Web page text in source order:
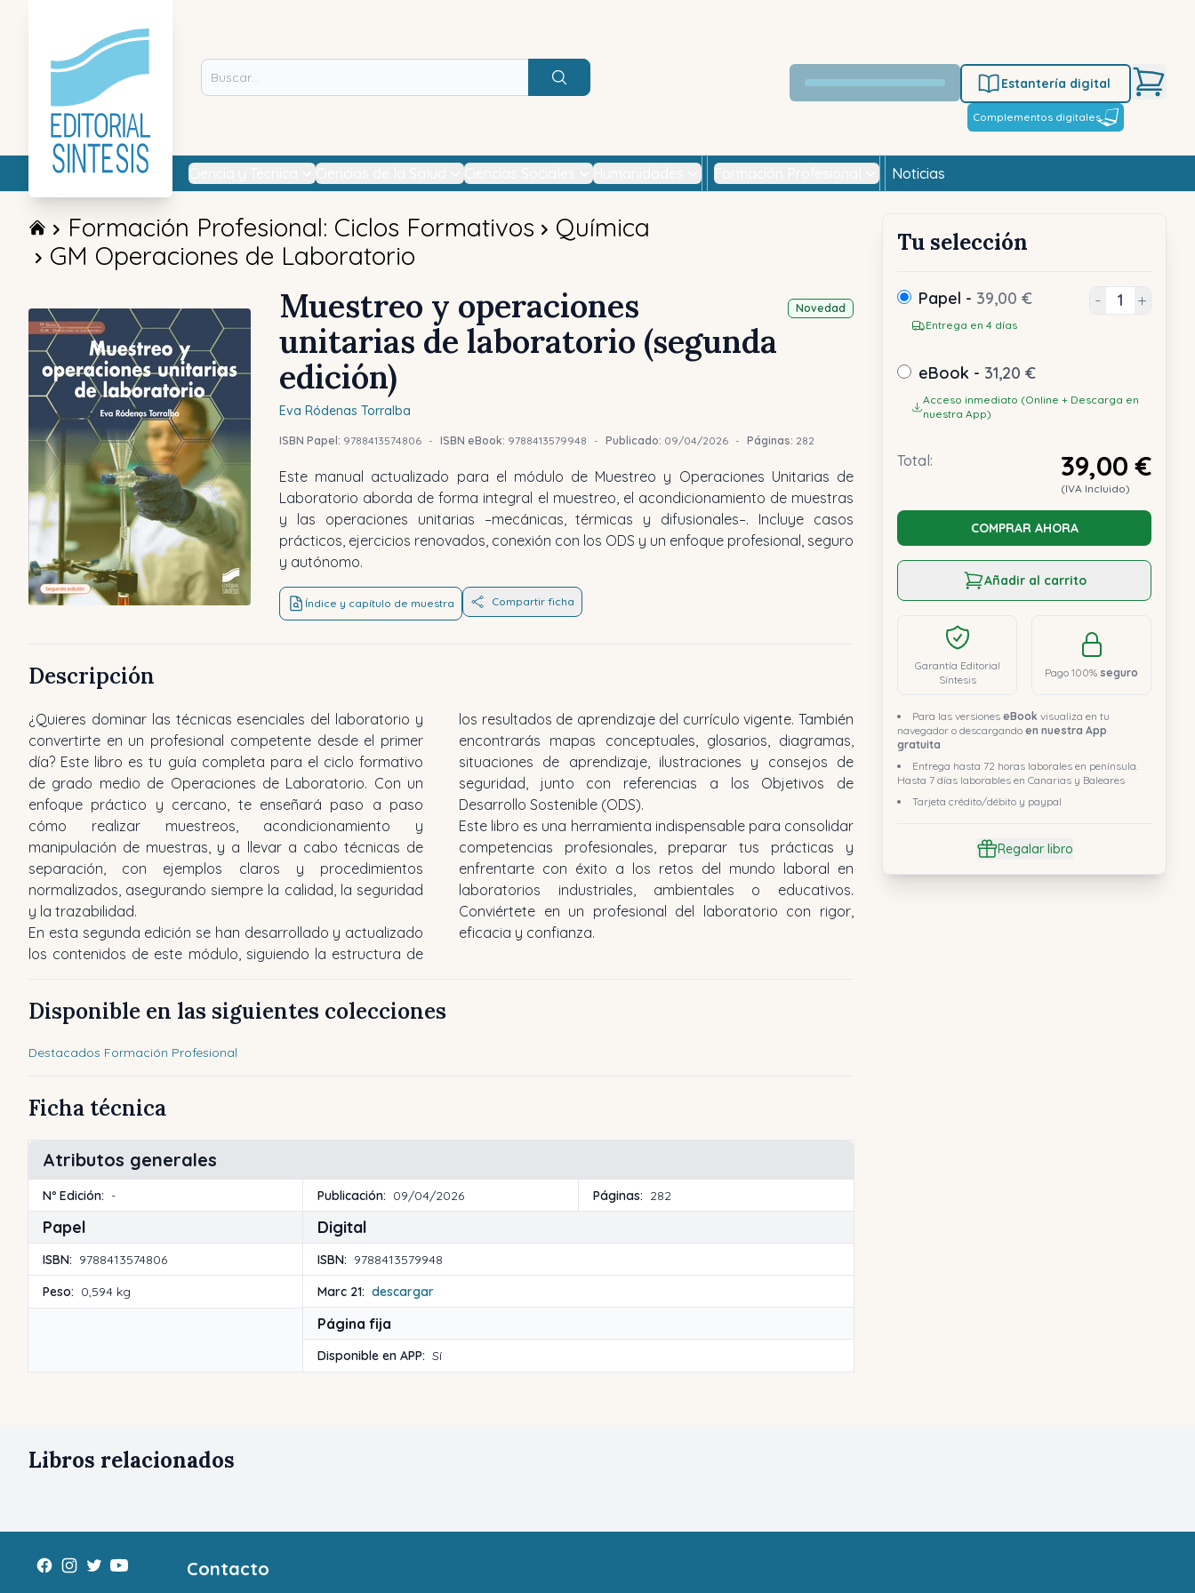
Buscar
Estantería digital
Complementos digitales
Noticias
Formación Profesional: Ciclos Formativos
Química
GM Operaciones de Laboratorio
Novedad
Muestreo y operaciones
unitarias de laboratorio (segunda
edición)
Eva Ródenas Torralba
ISBN Papel: 9788413574806 - ISBN eBook: 9788413579948 - Publicado: 09/04/2026 - Páginas: 282
Este manual actualizado para el módulo de Muestreo y Operaciones Unitarias de
Laboratorio aborda de forma integral el muestreo, el acondicionamiento de muestras
y las operaciones unitarias –mecánicas, térmicas y difusionales–. Incluye casos
prácticos, ejercicios renovados, conexión con los ODS y un enfoque profesional, seguro
y autónomo.
Índice y capítulo de muestra Compartir ficha
Tu selección
Papel - 39,00 €
Entrega en 4 días
- +
eBook - 31,20 €
Acceso inmediato (Online + Descarga en
nuestra App)
Total: 39,00 €
(IVA Incluido)
COMPRAR AHORA
Añadir al carrito
Garantía Editorial
Síntesis
Pago 100% seguro
Para las versiones eBook visualiza en tu
navegador o descargando en nuestra App
gratuita
Entrega hasta 72 horas laborales en península.
Hasta 7 días laborables en Canarias y Baleares
Tarjeta crédito/débito y paypal
Regalar libro
Descripción
¿Quieres dominar las técnicas esenciales del laboratorio y
convertirte en un profesional competente desde el primer
día? Este libro es tu guía completa para el ciclo formativo
de grado medio de Operaciones de Laboratorio. Con un
enfoque práctico y cercano, te enseñará paso a paso
cómo realizar muestreos, acondicionamiento y
manipulación de muestras, y a llevar a cabo técnicas de
separación, con ejemplos claros y procedimientos
normalizados, asegurando siempre la calidad, la seguridad
y la trazabilidad.
En esta segunda edición se han desarrollado y actualizado
los contenidos de este módulo, siguiendo la estructura de
los resultados de aprendizaje del currículo vigente. También
encontrarás mapas conceptuales, glosarios, diagramas,
situaciones de aprendizaje, ilustraciones y consejos de
seguridad, junto con referencias a los Objetivos de
Desarrollo Sostenible (ODS).
Este libro es una herramienta indispensable para consolidar
competencias profesionales, preparar tus prácticas y
enfrentarte con éxito a los retos del mundo laboral en
laboratorios industriales, ambientales o educativos.
Conviértete en un profesional del laboratorio con rigor,
eficacia y confianza.
Disponible en las siguientes colecciones
Destacados Formación Profesional
Ficha técnica
Atributos generales
Nº Edición: - Publicación: 09/04/2026 Páginas: 282
Papel
ISBN: 9788413574806
Peso: 0,594 kg
Digital
ISBN: 9788413579948
Marc 21: descargar
Página fija
Disponible en APP: Sí
Libros relacionados
Contacto